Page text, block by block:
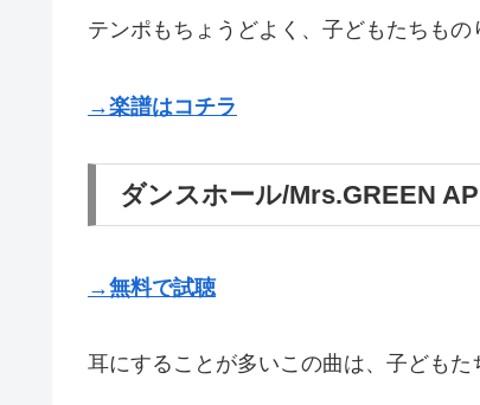
テンポもちょうどよく、子どもたちもの
→楽譜はコチラ
ダンスホール/Mrs.GREEN
→無料で試聴
耳にすることが多いこの曲は、子どもた